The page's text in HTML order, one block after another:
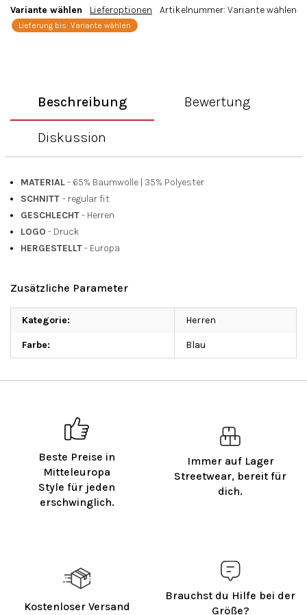
Variante wählen
Lieferung bis: Variante wählen
Lieferoptionen Artikelnummer: Variante wählen
Beste Preise in
Mitteleuropa
Style für jeden
erschwinglich.
Immer auf Lager
Streetwear, bereit für
dich.
Kostenloser Versand
Brauchst du Hilfe bei der
Größe?
Beschreibung Bewertung
Diskussion
MATERIAL- 65% Baumwolle | 35% Polyester
SCHNITT - regular fit
GESCHLECHT- Herren
LOGO - Druck
HERGESTELLT- Europa
Zusätzliche Parameter
Kategorie: Herren
Farbe: Blau